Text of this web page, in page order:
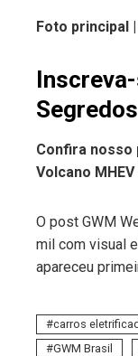
Foto principal
Confira nosso
Volcano MHEV
O post GWM
mil com visual
apareceu
carros
GWM Brasil